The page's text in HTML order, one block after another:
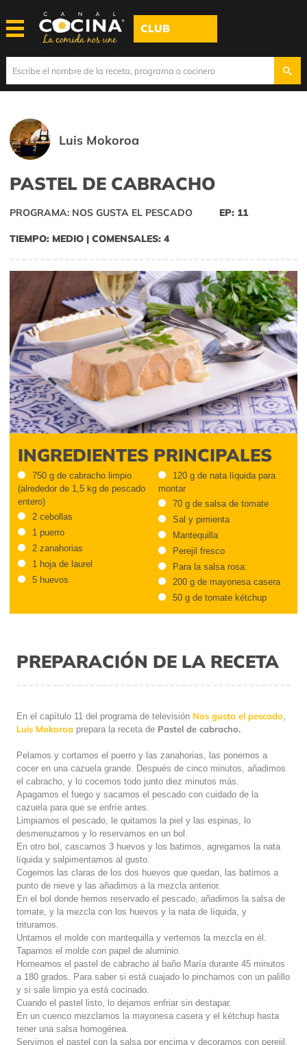
CLUB
Luis Mokoroa
PASTEL DE CABRACHO
PROGRAMA: NOS GUSTA EL PESCADO EP: 11
TIEMPO: MEDIO | COMENSALES: 4
INGREDIENTES PRINCIPALES
750 g de cabracho limpio
(alrededor de 1,5 kg de pescado
entero)
2 cebollas
1 puerro
2 zanahorias
1 hoja de laurel
5 huevos
120 g de nata líquida para
montar
70 g de salsa de tomate
Sal y pimienta
Mantequilla
Perejil fresco
Para la salsa rosa:
200 g de mayonesa casera
50 g de tomate kétchup
PREPARACIÓN DE LA RECETA
En el capítulo 11 del programa de televisión Nos gusta el pescado,
Luis Mokoroa prepara la receta de Pastel de cabracho.
Pelamos y cortamos el puerro y las zanahorias, las ponemos a
cocer en una cazuela grande. Después de cinco minutos, añadimos
el cabracho, y lo cocemos todo junto diez minutos más.
Apagamos el fuego y sacamos el pescado con cuidado de la
cazuela para que se enfríe antes.
Limpiamos el pescado, le quitamos la piel y las espinas, lo
desmenuzamos y lo reservamos en un bol.
En otro bol, cascamos 3 huevos y los batimos, agregamos la nata
líquida y salpimentamos al gusto.
Cogemos las claras de los dos huevos que quedan, las batimos a
punto de nieve y las añadimos a la mezcla anterior.
En el bol donde hemos reservado el pescado, añadimos la salsa de
tomate, y la mezcla con los huevos y la nata de líquida, y
trituramos.
Untamos el molde con mantequilla y vertemos la mezcla en él.
Tapamos el molde con papel de aluminio.
Horneamos el pastel de cabracho al baño María durante 45 minutos
a 180 grados. Para saber si está cuajado lo pinchamos con un palillo
y si sale limpio ya está cocinado.
Cuando el pastel listo, lo dejamos enfriar sin destapar.
En un cuenco mezclamos la mayonesa casera y el kétchup hasta
tener una salsa homogénea.
Servimos el pastel con la salsa por encima y decoramos con perejil.